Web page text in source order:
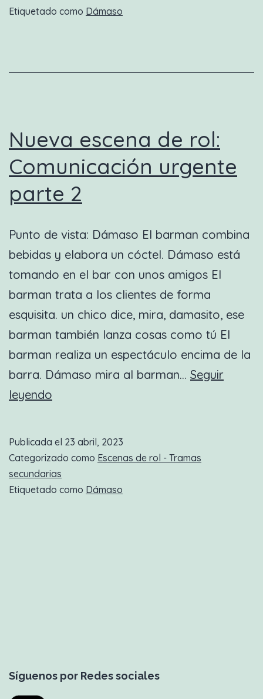
fin
Etiquetado como Dámaso
Nueva escena de rol:
Comunicación urgente
parte 2
Punto de vista: Dámaso El barman combina
bebidas y elabora un cóctel. Dámaso está
tomando en el bar con unos amigos El
barman trata a los clientes de forma
esquisita. un chico dice, mira, damasito, ese
barman también lanza cosas como tú El
barman realiza un espectáculo encima de la
barra. Dámaso mira al barman… Seguir
leyendo
rol:
Comunicación
urgente
Publicada el 23 abril, 2023
Categorizado como Escenas de rol - Tramas
secundarias
Etiquetado como Dámaso
Síguenos por Redes sociales